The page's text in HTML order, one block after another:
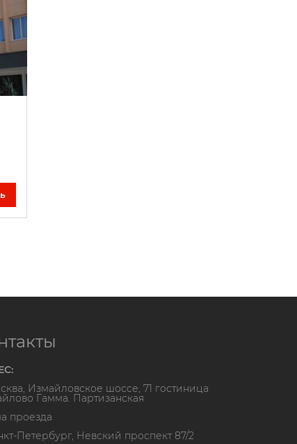
Измайловское шоссе, 71 гостиница
Гамма. Партизанская
проезда
Петербург, Невский проспект 87/2